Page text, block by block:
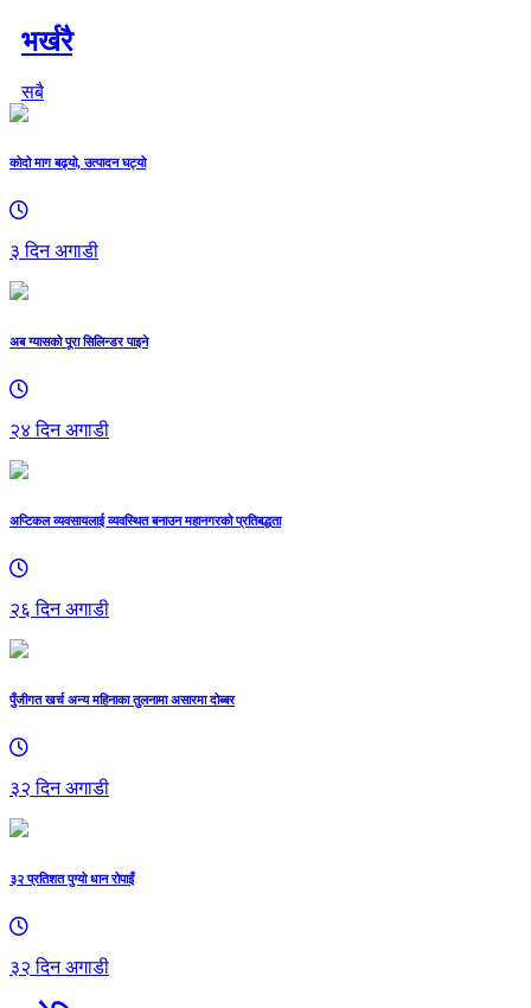
भर्खरै
सबै
कोदो माग बढ्यो, उत्पादन घट्यो
३ दिन अगाडी
अब ग्यासको पूरा सिलिन्डर पाइने
२४ दिन अगाडी
अप्टिकल व्यवसायलाई व्यवस्थित बनाउन महानगरको प्रतिबद्धता
२६ दिन अगाडी
पुँजीगत खर्च अन्य महिनाका तुलनामा असारमा दोब्बर
३२ दिन अगाडी
३२ प्रतिशत पुग्यो धान रोपाइँ
३२ दिन अगाडी